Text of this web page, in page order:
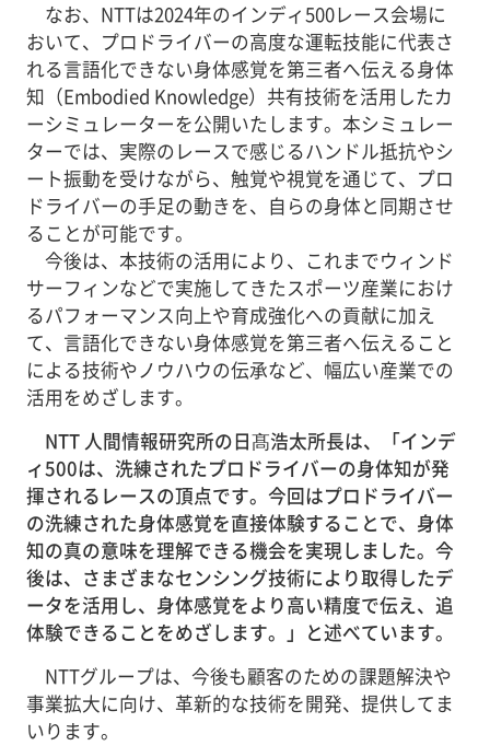
なお、NTTは2024年のインディ500レース会場に
おいて、プロドライバーの高度な運転技能に代表さ
れる言語化できない身体感覚を第三者へ伝える身体
知（Embodied Knowledge）共有技術を活用したカ
ーシミュレーターを公開いたします。本シミュレー
ターでは、実際のレースで感じるハンドル抵抗やシ
ート振動を受けながら、触覚や視覚を通じて、プロ
ドライバーの手足の動きを、自らの身体と同期させ
ることが可能です。
今後は、本技術の活用により、これまでウィンド
サーフィンなどで実施してきたスポーツ産業におけ
るパフォーマンス向上や育成強化への貢献に加え
て、言語化できない身体感覚を第三者へ伝えること
による技術やノウハウの伝承など、幅広い産業での
活用をめざします。
NTT 人間情報研究所の日髙浩太所長は、「インデ
ィ500は、洗練されたプロドライバーの身体知が発
揮されるレースの頂点です。今回はプロドライバー
の洗練された身体感覚を直接体験することで、身体
知の真の意味を理解できる機会を実現しました。今
後は、さまざまなセンシング技術により取得したデ
ータを活用し、身体感覚をより高い精度で伝え、追
体験できることをめざします。」と述べています。
NTTグループは、今後も顧客のための課題解決や
事業拡大に向け、革新的な技術を開発、提供してま
いります。